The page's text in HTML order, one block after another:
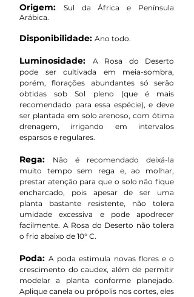
Origem:
Sul da África e Península
Arábica.
Disponibilidade: Ano todo.
Luminosidade:
A Rosa do Deserto
pode ser cultivada em meia-sombra,
porém, florações abundantes só serão
obtidas sob Sol pleno (que é mais
recomendado para essa espécie), e deve
ser plantada em solo arenoso, com ótima
drenagem, irrigando em intervalos
esparsos e regulares.
Rega:
Não é recomendado deixá-la
muito tempo sem rega e, ao molhar,
prestar atenção para que o solo não fique
encharcado, pois apesar de ser uma
planta bastante resistente, não tolera
umidade excessiva e pode apodrecer
facilmente. A Rosa do Deserto não tolera
o frio abaixo de 10° C.
Poda: A poda estimula novas flores e o
crescimento do caudex, além de permitir
modelar a planta conforme planejado.
Aplique canela ou própolis nos cortes, eles